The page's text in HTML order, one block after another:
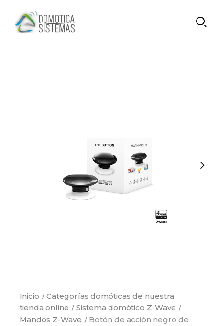
Inicio
Categorías domóticas de nuestra
tienda online
Sistema domótico Z-Wave
Mandos Z-Wave
Botón de acción negro de